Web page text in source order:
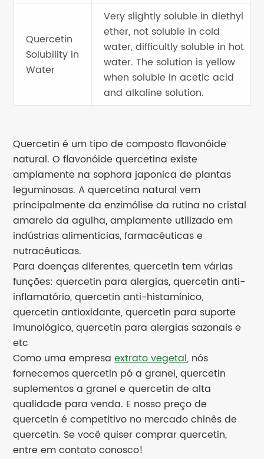
Quercetin
Solubility in
Water
Very slightly soluble in diethyl
ether, not soluble in cold
water, difficultly soluble in hot
water. The solution is yellow
when soluble in acetic acid
and alkaline solution.
Quercetin é um tipo de composto flavonóide
natural. O flavonóide quercetina existe
amplamente na sophora japonica de plantas
leguminosas. A quercetina natural vem
principalmente da enzimólise da rutina no cristal
amarelo da agulha, amplamente utilizado em
indústrias alimentícias, farmacêuticas e
nutracêuticas.
Para doenças diferentes, quercetin tem várias
funções: quercetin para alergias, quercetin anti-
inflamatório, quercetin anti-histamínico,
quercetin antioxidante, quercetin para suporte
imunológico, quercetin para alergias sazonais e
etc
Como uma empresaextrato vegetal, nós
fornecemos quercetin pó a granel, quercetin
suplementos a granel e quercetin de alta
qualidade para venda. E nosso preço de
quercetin é competitivo no mercado chinês de
quercetin. Se você quiser comprar quercetin,
entre em contato conosco!